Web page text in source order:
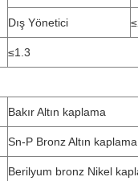
Dış Yönetici
≤1.3
Bakır Altın kaplama
Sn-P Bronz Altın kaplama
Berilyum bronz Nikel